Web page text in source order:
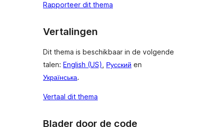
Rapporteer dit thema
Vertalingen
Dit thema is beschikbaar in de volgende
talen: English (US) Русский en
Українська.
Vertaal dit thema
Blader door de code